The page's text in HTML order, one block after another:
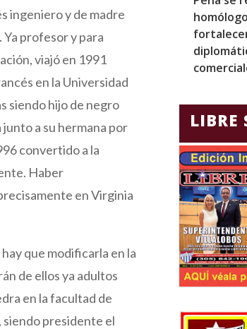
ingeniero y de madre
profesor y para
viajó en 1991
en la Universidad
siendo hijo de negro
a su hermana por
convertido a la
Haber
en Virginia
que modificarla en la
de ellos ya adultos
en la facultad de
siendo presidente el
LIBRE